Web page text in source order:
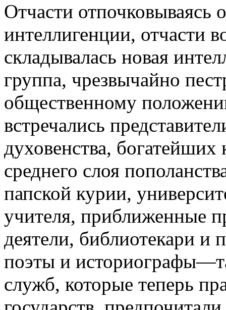
Отчасти отпочковываясь
интеллигенции, отчасти
складывалась новая
группа, чрезвычайно
общественному
встречались
духовенства,
среднего слоя
папской курии,
учителя, приближенные
деятели, библиотекари и
поэты и
служб, которые теперь